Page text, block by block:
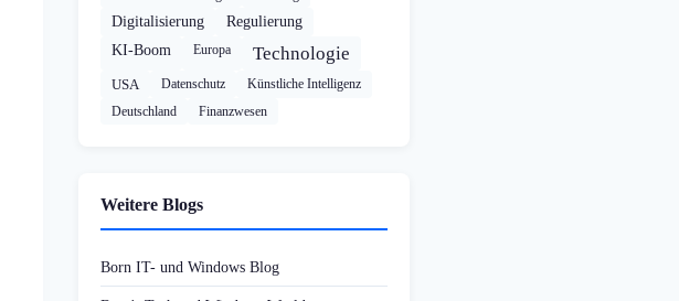
Digitalisierung
Regulierung
KI-Boom
Europa Technologie
USA Datenschutz
Künstliche Intelligenz
Deutschland
Finanzwesen
Weitere Blogs
Born IT- und Windows Blog